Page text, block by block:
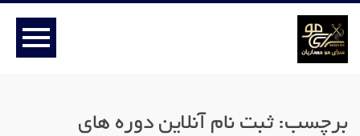
برچسب:ثبت نام آنلاین دوره های